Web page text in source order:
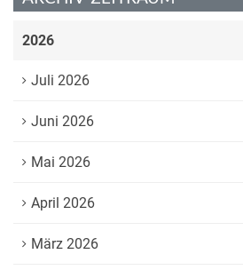
2026
Juli 2026
Juni 2026
Mai 2026
April 2026
März 2026